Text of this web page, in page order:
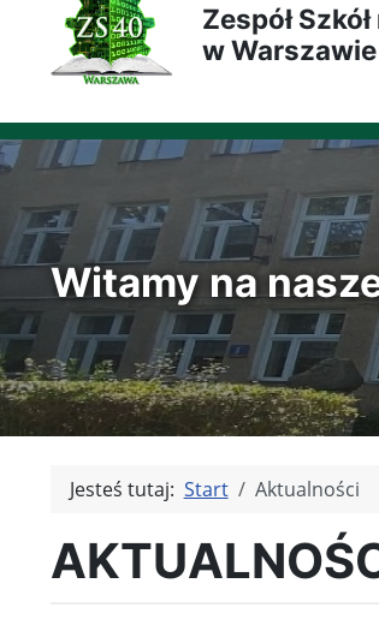
treści
głównej
menu
nawigacyjnego
wyszukiwarki
mapy
strony
Zespół
w Warszawie
Witamy na
Jesteś tutaj: Start Aktualności